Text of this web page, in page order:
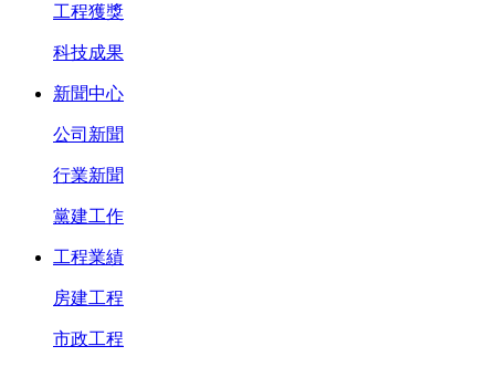
工程獲獎
科技成果
新聞中心
公司新聞
行業新聞
黨建工作
工程業績
房建工程
市政工程